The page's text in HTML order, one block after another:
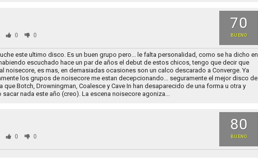
70
BUENO
0 0
este ultimo disco. Es un buen grupo pero... le falta personalidad, como se ha dicho en
escuchado hace un par de años el debut de estos chicos, tengo que decir que
noisecore, es mas, en demasiadas ocasiones son un calco descarado a Converge. Ya
los grupos de noisecore me estan decepcionando... seguramente el mejor disco de
que Botch, Drowningman, Coalesce y Cave In han desaparecido de una forma u otra y
nada este año (creo). La escena noisecore agoniza...
80
BUENO
0 0